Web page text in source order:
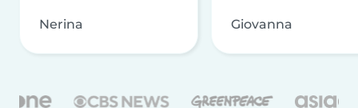
Nerina Giovanna